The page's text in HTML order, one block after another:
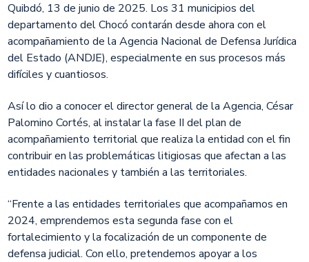
Quibdó, 13 de junio de 2025. Los 31 municipios del
departamento del Chocó contarán desde ahora con el
acompañamiento de la Agencia Nacional de Defensa Jurídica
del Estado (ANDJE), especialmente en sus procesos más
difíciles y cuantiosos.
Así lo dio a conocer el director general de la Agencia, César
Palomino Cortés, al instalar la fase II del plan de
acompañamiento territorial que realiza la entidad con el fin
contribuir en las problemáticas litigiosas que afectan a las
entidades nacionales y también a las territoriales.
“Frente a las entidades territoriales que acompañamos en
2024, emprendemos esta segunda fase con el
fortalecimiento y la focalización de un componente de
defensa judicial. Con ello, pretendemos apoyar a los